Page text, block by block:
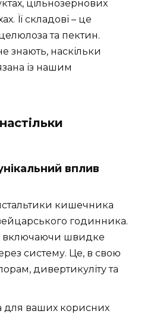
цільнозернових
Її складові – це
та пектин.
знають, наскільки
із нашим
вплив
кишечника
годинника.
включаючи швидке
систему. Це, в свою
дивертикуліту та
для ваших корисних